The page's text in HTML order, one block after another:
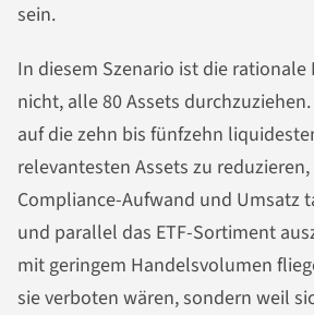
sein.
In diesem Szenario ist die rationale
nicht, alle 80 Assets
auf die zehn bis fünfzehn
relevantesten Assets zu
Compliance-Aufwand und Umsatz
und parallel das ETF-Sortiment
mit geringem Handelsvolumen
sie verboten wären, sondern weil